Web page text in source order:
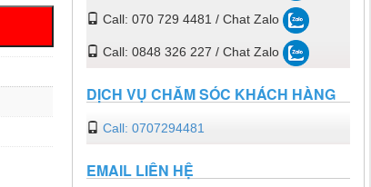
Call: 070 729 4481 / Chat Zalo
Call: 0848 326 227 / Chat Zalo
DỊCH VỤ CHĂM SÓC KHÁCH HÀNG
Call: 0707294481
EMAIL LIÊN HỆ